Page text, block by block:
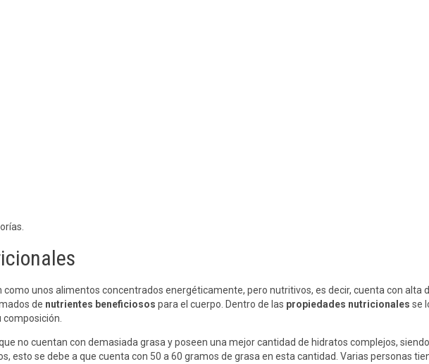
como unos alimentos concentrados energéticamente, pero nutritivos, es decir, cuenta con alta
de nutrientes beneficiosos para el cuerpo. Dentro de las propiedades nutricionales se
no cuentan con demasiada grasa y poseen una mejor cantidad de hidratos complejos,
esto se debe a que cuenta con 50 a 60 gramos de grasa en esta cantidad. Varias personas